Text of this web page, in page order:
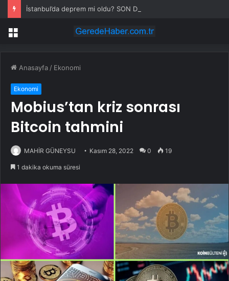
Menü
Anasayfa / Ekonomi
Ekonomi
Mobius’tan kriz sonrası
Bitcoin tahmini
MAHİR GÜNEYSU Kasım 28, 2022 0 19
1 dakika okuma süresi